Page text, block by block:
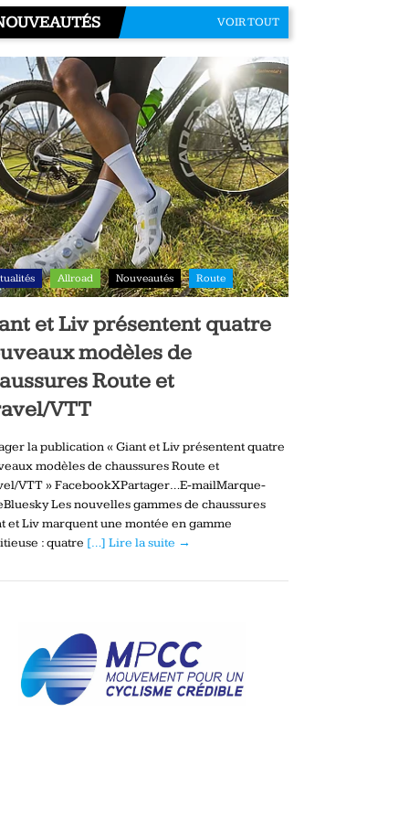
VOIR TOUT
Allroad Nouveautés Route
et Liv présentent quatre
modèles de
Route et
VTT
la publication « Giant et Liv présentent quatre
modèles de chaussures Route et
VTT » FacebookXPartager…E-mailMarque-
Les nouvelles gammes de chaussures
et Liv marquent une montée en gamme
: quatre […] Lire la suite →